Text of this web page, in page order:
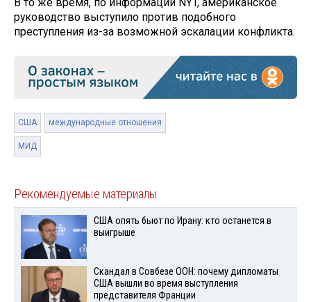
руководство выступило против подобного
преступления из-за возможной эскалации конфликта.
США международные отношения
МИД
Рекомендуемые материалы
США опять бьют по Ирану: кто останется в
выигрыше
Скандал в Совбезе ООН: почему дипломаты
США вышли во время выступления
представителя Франции